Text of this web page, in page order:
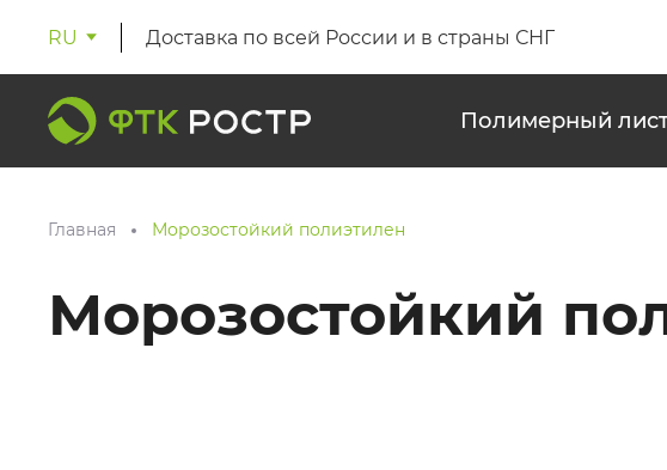
RU Доставка по всей России и в страны СНГ
Полимерный
Главная Морозостойкий полиэтилен
Морозостойкий